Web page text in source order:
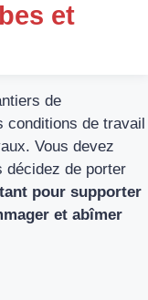
et
de
de travail
Vous devez
décidez de porter
pour supporter
et abîmer